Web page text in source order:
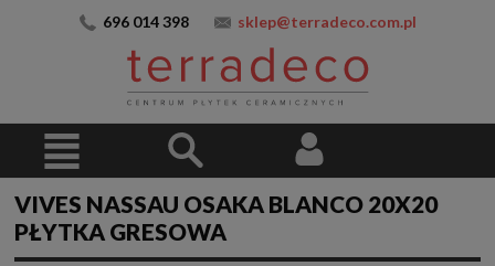
696 014 398 sklep@terradeco.com.pl
VIVES NASSAU OSAKA BLANCO 20X20
PŁYTKA GRESOWA